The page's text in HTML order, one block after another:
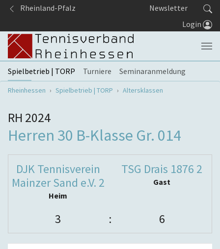
Springe zum Seiteninhalt
Rheinland-Pfalz
Newsletter
Login
Spielbetrieb | TORP Turniere
Seminaranmeldung
Sie sind hier:
Rheinhessen Spielbetrieb | TORP Altersklassen
RH 2024
Herren 30 B-Klasse Gr. 014
DJK Tennisverein
Mainzer Sand e.V. 2
Heim
TSG Drais 1876 2
Gast
3 : 6